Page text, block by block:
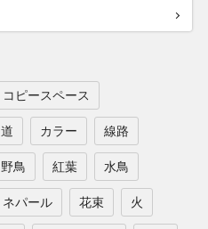
コピースペース
道 カラー 線路
野鳥 紅葉 水鳥
ネパール 花束 火